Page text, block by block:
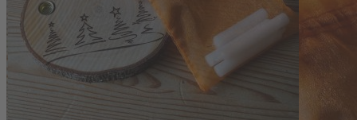
Beschreibung
Stimmungsvolle Adventsdekoration auf
kleinem Raum